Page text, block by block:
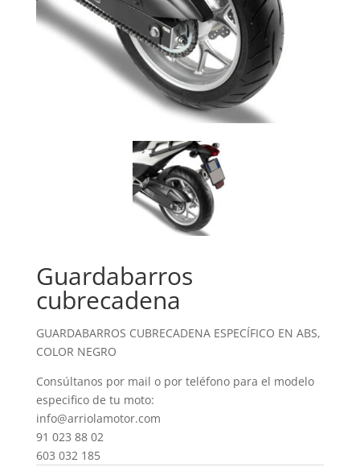
Guardabarros
cubrecadena
GUARDABARROS CUBRECADENA ESPECÍFICO EN ABS,
COLOR NEGRO
Consúltanos por mail o por teléfono para el modelo
especifico de tu moto:
info@arriolamotor.com
91 023 88 02
603 032 185